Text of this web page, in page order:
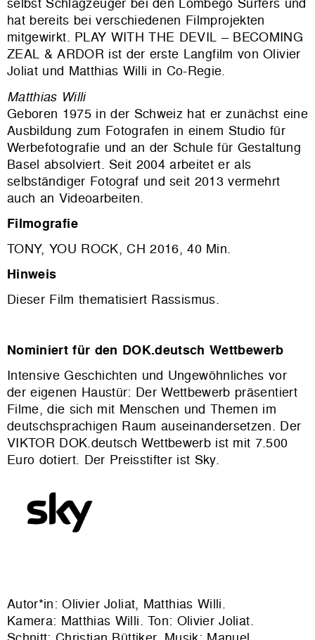
hat bereits bei verschiedenen Filmprojekten
mitgewirkt. PLAY WITH THE DEVIL – BECOMING
ZEAL & ARDOR ist der erste Langfilm von Olivier
Joliat und Matthias Willi in Co-Regie.
Matthias Willi
Geboren 1975 in der Schweiz hat er zunächst eine
Ausbildung zum Fotografen in einem Studio für
Werbefotografie und an der Schule für Gestaltung
Basel absolviert. Seit 2004 arbeitet er als
selbständiger Fotograf und seit 2013 vermehrt
auch an Videoarbeiten.
Filmografie
TONY, YOU ROCK, CH 2016, 40 Min.
Hinweis
Dieser Film thematisiert Rassismus.
Nominiert für den DOK.deutsch Wettbewerb
Intensive Geschichten und Ungewöhnliches vor
der eigenen Haustür: Der Wettbewerb präsentiert
Filme, die sich mit Menschen und Themen im
deutschsprachigen Raum auseinandersetzen. Der
VIKTOR DOK.deutsch Wettbewerb ist mit 7.500
Euro dotiert. Der Preisstifter ist Sky.
Autor*in: Olivier Joliat, Matthias Willi.
Kamera: Matthias Willi. Ton: Olivier Joliat.